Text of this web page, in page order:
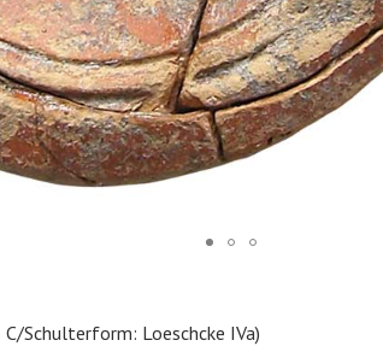
C/Schulterform: Loeschcke IVa)